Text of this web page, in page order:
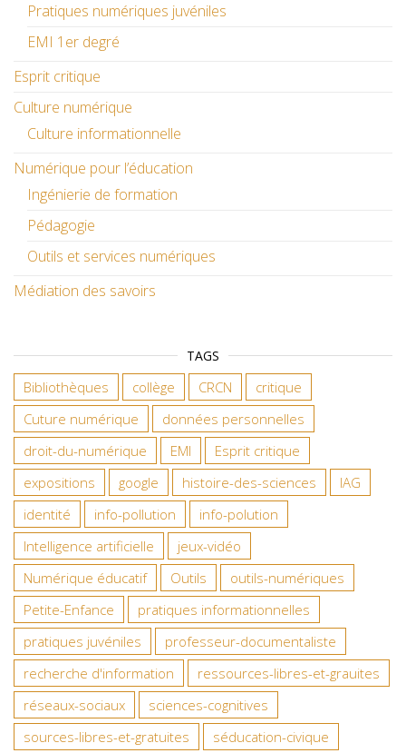
Pratiques numériques juvéniles
EMI 1er degré
Esprit critique
Culture numérique
Culture informationnelle
Numérique pour l’éducation
Ingénierie de formation
Pédagogie
Outils et services numériques
Médiation des savoirs
TAGS
Bibliothèques collège CRCN
critique
Cuture numérique
données personnelles
droit-du-numérique
EMI
Esprit critique
expositions
google histoire-des-sciences
IAG
identité
info-pollution
info-polution
Intelligence artificielle
jeux-vidéo
Numérique éducatif
Outils
outils-numériques
Petite-Enfance
pratiques informationnelles
pratiques juvéniles
professeur-documentaliste
recherche d'information
ressources-libres-et-grauites
réseaux-sociaux
sciences-cognitives
sources-libres-et-gratuites
séducation-civique